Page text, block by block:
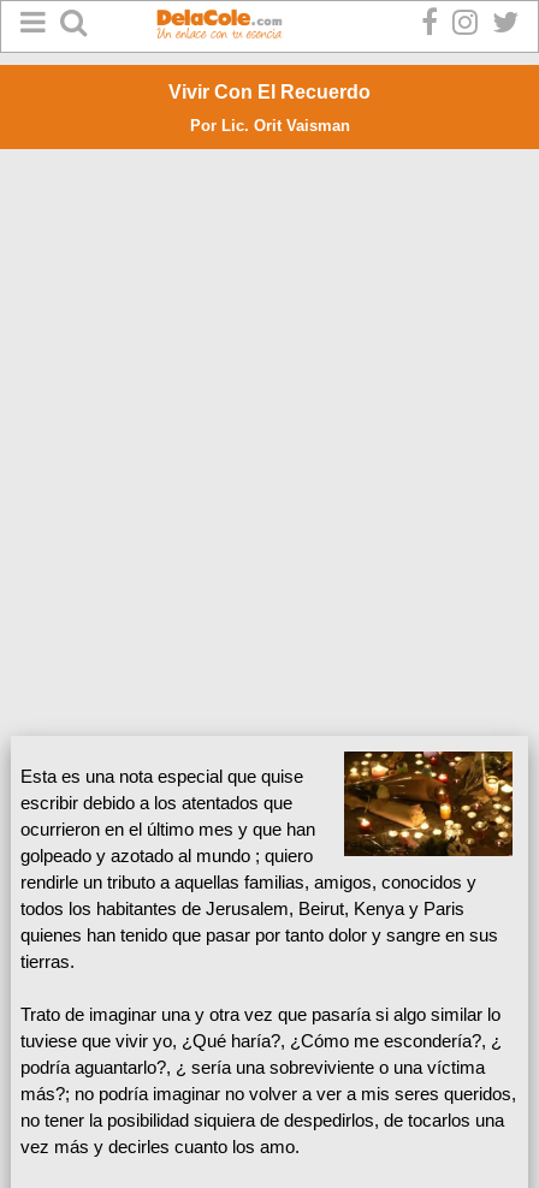
Vivir Con El Recuerdo
Por Lic. Orit Vaisman
Esta es una nota especial que quise
escribir debido a los atentados que
ocurrieron en el último mes y que han
golpeado y azotado al mundo ; quiero
rendirle un tributo a aquellas familias, amigos, conocidos y
todos los habitantes de Jerusalem, Beirut, Kenya y Paris
quienes han tenido que pasar por tanto dolor y sangre en sus
tierras.
Trato de imaginar una y otra vez que pasaría si algo similar lo
tuviese que vivir yo, ¿Qué haría?, ¿Cómo me escondería?, ¿
podría aguantarlo?, ¿ sería una sobreviviente o una víctima
más?; no podría imaginar no volver a ver a mis seres queridos,
no tener la posibilidad siquiera de despedirlos, de tocarlos una
vez más y decirles cuanto los amo.